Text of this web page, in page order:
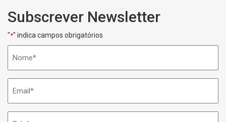
Subscrever Newsletter
"*" indica campos obrigatórios